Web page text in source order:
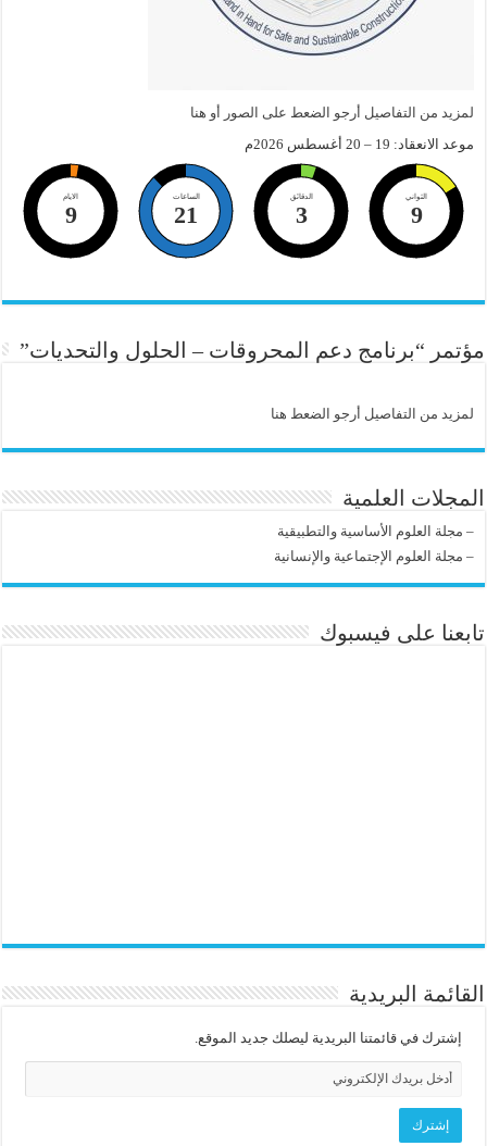
لمزيد من التفاصيل أرجو الضعط على الصور أو هنا
موعد الانعقاد: 19 – 20 أغسطس 2026م
الايام
9
الساعات
21
الدقائق
3
الثواني
9
مؤتمر “برنامج دعم المحروقات – الحلول والتحديات”
لمزيد من التفاصيل أرجو الضعط هنا
المجلات العلمية
– مجلة العلوم الأساسية والتطبيقية
– مجلة العلوم الإجتماعية والإنسانية
تابعنا على فيسبوك
القائمة البريدية
إشترك في قائمتنا البريدية ليصلك جديد الموقع.